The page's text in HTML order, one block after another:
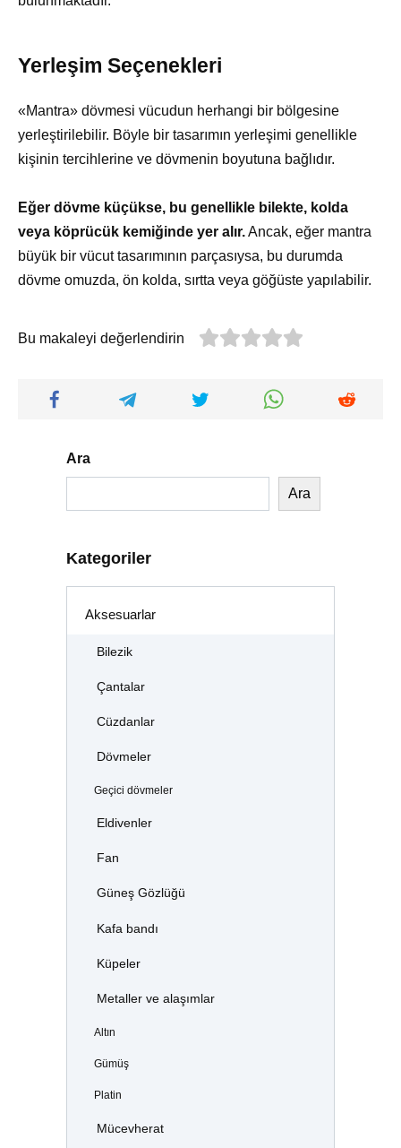
Yerleşim Seçenekleri
«Mantra» dövmesi vücudun herhangi bir bölgesine
yerleştirilebilir. Böyle bir tasarımın yerleşimi genellikle
kişinin tercihlerine ve dövmenin boyutuna bağlıdır.
Eğer dövme küçükse, bu genellikle bilekte, kolda
veya köprücük kemiğinde yer alır.Ancak, eğer mantra
büyük bir vücut tasarımının parçasıysa, bu durumda
dövme omuzda, ön kolda, sırtta veya göğüste yapılabilir.
Bu makaleyi değerlendirin
Ara
Ara
Kategoriler
Aksesuarlar
Bilezik
Çantalar
Cüzdanlar
Dövmeler
Geçici dövmeler
Eldivenler
Fan
Güneş Gözlüğü
Kafa bandı
Küpeler
Metaller ve alaşımlar
Altın
Gümüş
Platin
Mücevherat